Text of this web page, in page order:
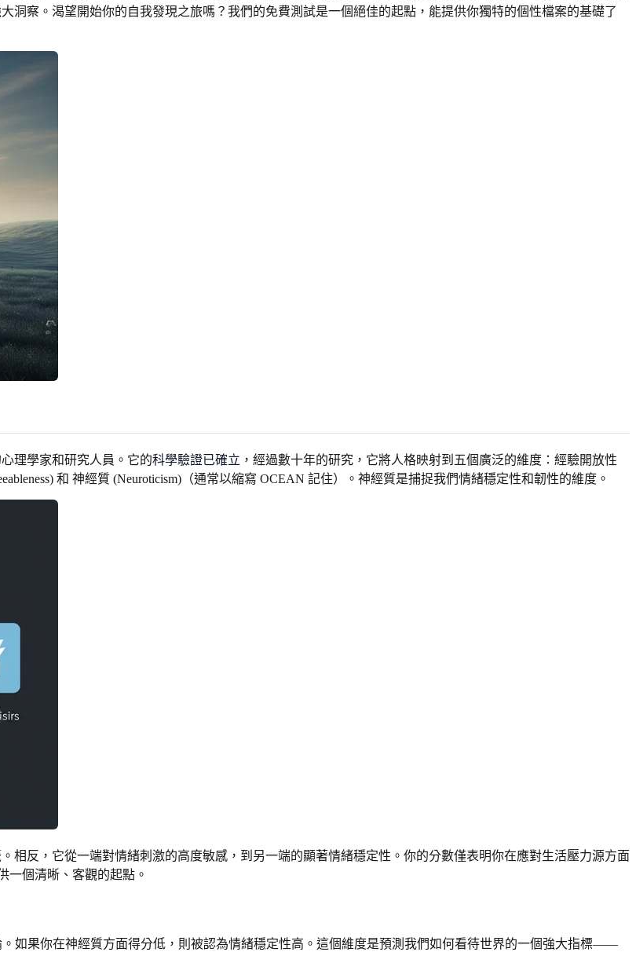
洞察。渴望開始你的自我發現之旅嗎？我們的免費測試是一個絕佳的起點，能提供你獨特的個性檔案的基礎了
理學家和研究人員。它的科學驗證已確立 ，經過數十年的研究，它將人格映射到五個廣泛的維度：經驗開放性
和 神經質 (Neuroticism)（通常以縮寫 OCEAN 記住）。神經質是捕捉我們情緒穩定性和韌性的維度。
相反，它從一端對情緒刺激的高度敏感，到另一端的顯著情緒穩定性。你的分數僅表明你在應對生活壓力源方面
一個清晰、客觀的起點。
如果你在神經質方面得分低，則被認為情緒穩定性高。這個維度是預測我們如何看待世界的一個強大指標——